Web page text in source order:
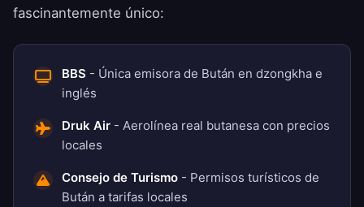
fascinantemente único:
BBS - Única emisora de Bután en dzongkha e
inglés
Druk Air - Aerolínea real butanesa con precios
locales
Consejo de Turismo - Permisos turísticos de
Bután a tarifas locales